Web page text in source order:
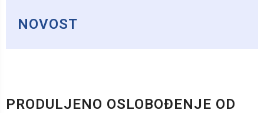
NOVOST
PRODULJENO OSLOBOĐENJE OD